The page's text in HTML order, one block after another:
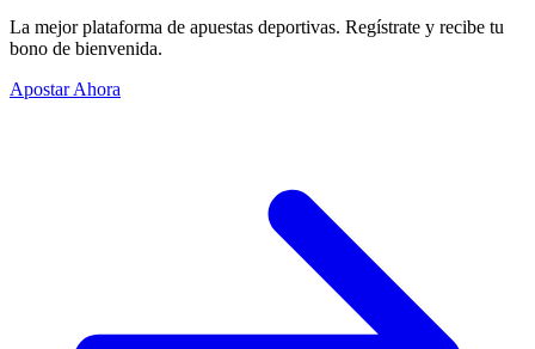
La mejor plataforma de apuestas deportivas. Regístrate y recibe tu
bono de bienvenida.
Apostar Ahora